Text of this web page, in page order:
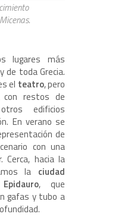
lugares más
de toda Grecia.
el teatro, pero
restos de
edificios
En verano se
de
con una
Cerca, hacia la
la ciudad
, que
gafas y tubo a